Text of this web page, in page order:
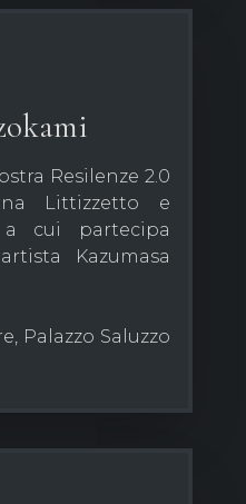
Resilenze 2.0
Littizzetto e
a cui partecipa
Kazumasa
Palazzo Saluzzo